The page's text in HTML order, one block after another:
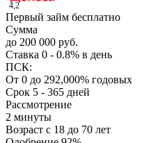
4,2
Первый займ бесплатно
Сумма
до 200 000 руб.
Ставка 0 - 0.8% в день
ПСК:
От 0 до 292,000% годовых
Срок 5 - 365 дней
Рассмотрение
2 минуты
Возраст с 18 до 70 лет